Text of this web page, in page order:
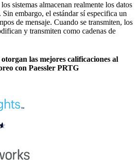
sistemas almacenan realmente los datos
embargo, el estándar sí especifica un
de mensaje. Cuando se transmiten, los
y transmiten como cadenas de
las mejores calificaciones al
con Paessler PRTG